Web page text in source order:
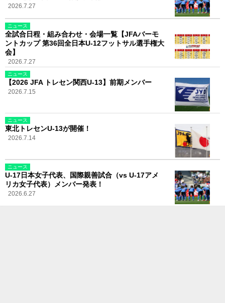
2026.7.27
ニュース
全試合日程・組み合わせ・会場一覧【JFAバーモ
ントカップ 第36回全日本U-12フットサル選手権大
会】
2026.7.27
ニュース
【2026 JFA トレセン関西U-13】前期メンバー
2026.7.15
ニュース
東北トレセンU-13が開催！
2026.7.14
ニュース
U-17日本女子代表、国際親善試合（vs U-17アメ
リカ女子代表）メンバー発表！
2026.6.27